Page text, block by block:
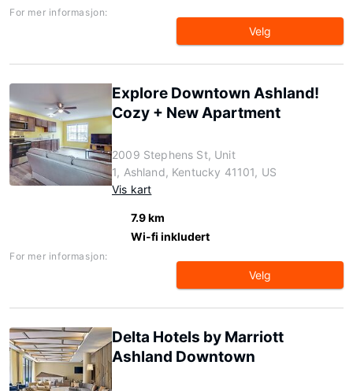
For mer informasjon:
Velg
Explore Downtown Ashland!
Cozy + New Apartment
2009 Stephens St, Unit
1, Ashland, Kentucky 41101, US
Vis kart
7.9 km
Wi-fi inkludert
For mer informasjon:
Velg
Delta Hotels by Marriott
Ashland Downtown